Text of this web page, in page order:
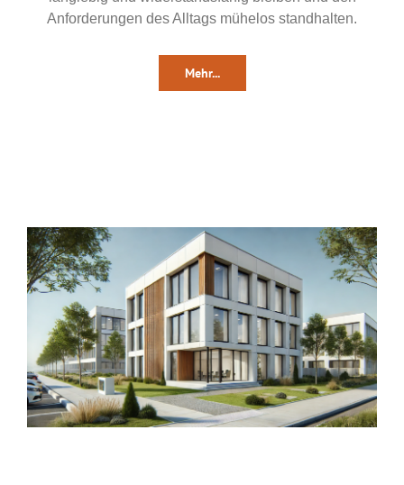
Anforderungen des Alltags mühelos standhalten.
Mehr...